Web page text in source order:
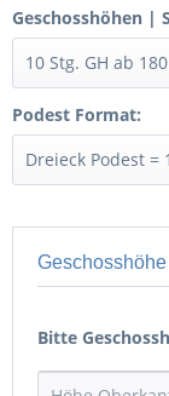
Geschosshöhen |
Podest Format:
Bitte